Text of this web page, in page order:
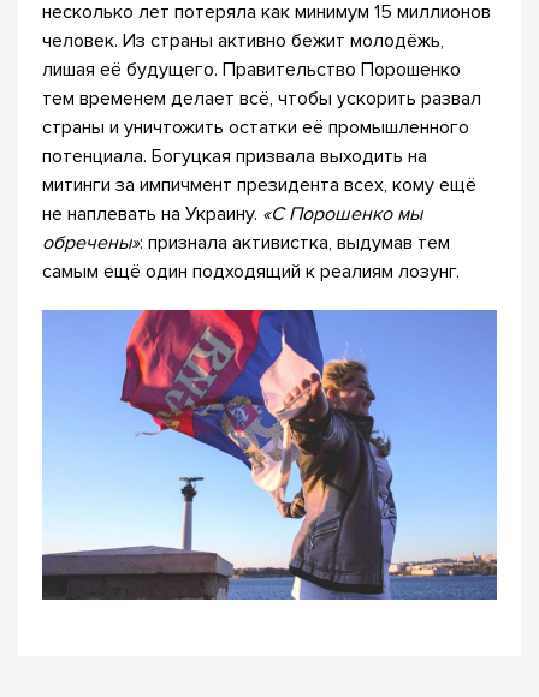
несколько лет потеряла как минимум 15 миллионов
человек. Из страны активно бежит молодёжь,
лишая её будущего. Правительство Порошенко
тем временем делает всё, чтобы ускорить развал
страны и уничтожить остатки её промышленного
потенциала. Богуцкая призвала выходить на
митинги за импичмент президента всех, кому ещё
не наплевать на Украину. «С Порошенко мы
обречены»: признала активистка, выдумав тем
самым ещё один подходящий к реалиям лозунг.